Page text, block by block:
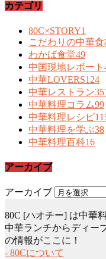
カテゴリ
80C×STORY1
こだわりの中華
わかば食堂49
中国現地レポート
中華LOVERS124
中華レストラン
中華料理コラム99
中華料理レシピ
中華料理を学ぶ38
中華料理百科16
アーカイブ
アーカイブ
80C [ハオチー] は中華
中華ランチからディー
の情報がここに！
- 80Cについて